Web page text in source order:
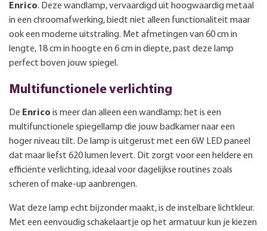
Enrico. Deze wandlamp, vervaardigd uit hoogwaardig metaal
in een chroomafwerking, biedt niet alleen functionaliteit maar
ook een moderne uitstraling. Met afmetingen van 60 cm in
lengte, 18 cm in hoogte en 6 cm in diepte, past deze lamp
perfect boven jouw spiegel.
Multifunctionele verlichting
De Enrico is meer dan alleen een wandlamp; het is een
multifunctionele spiegellamp die jouw badkamer naar een
hoger niveau tilt. De lamp is uitgerust met een 6W LED paneel
dat maar liefst 620 lumen levert. Dit zorgt voor een heldere en
efficiënte verlichting, ideaal voor dagelijkse routines zoals
scheren of make-up aanbrengen.
Wat deze lamp echt bijzonder maakt, is de instelbare lichtkleur.
Met een eenvoudig schakelaartje op het armatuur kun je kiezen